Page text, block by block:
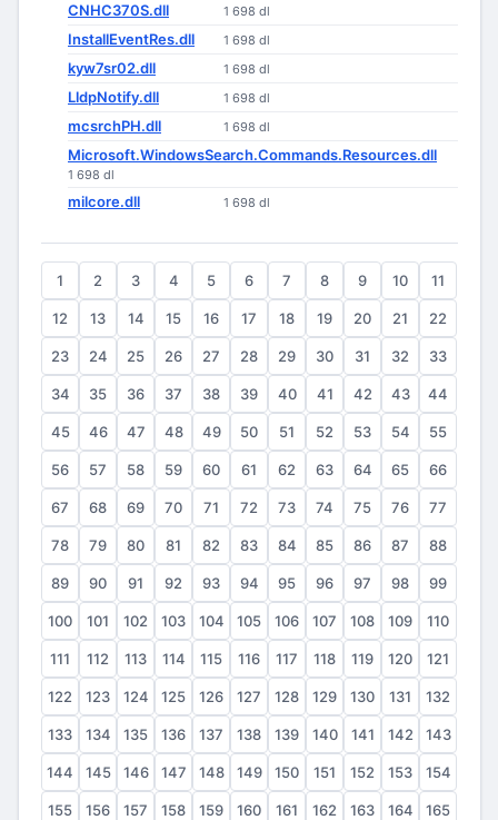
CNHC370S.dll 1 698 dl
InstallEventRes.dll 1 698 dl
kyw7sr02.dll 1 698 dl
LldpNotify.dll 1 698 dl
mcsrchPH.dll 1 698 dl
Microsoft.WindowsSearch.Commands.Resources.dll
1 698 dl
milcore.dll 1 698 dl
1 2 3 4 5 6 7 8 9 10 11
12 13 14 15 16 17 18 19 20 21 22
23 24 25 26 27 28 29 30 31 32 33
34 35 36 37 38 39 40 41 42 43 44
45 46 47 48 49 50 51 52 53 54 55
56 57 58 59 60 61 62 63 64 65 66
67 68 69 70 71 72 73 74 75 76 77
78 79 80 81 82 83 84 85 86 87 88
89 90 91 92 93 94 95 96 97 98 99
100 101 102 103 104 105 106 107 108 109 110
111 112 113 114 115 116 117 118 119 120 121
122 123 124 125 126 127 128 129 130 131 132
133 134 135 136 137 138 139 140 141 142 143
144 145 146 147 148 149 150 151 152 153 154
155 156 157 158 159 160 161 162 163 164 165